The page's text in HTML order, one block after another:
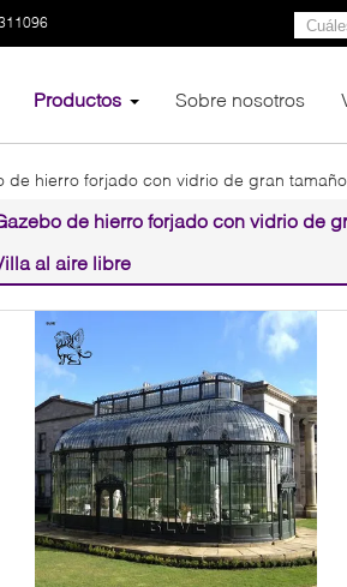
Productos Sobre nosotros
de hierro forjado con vidrio de gran
de hierro forjado con vidrio de
al aire libre